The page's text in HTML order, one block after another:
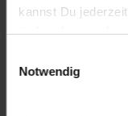
kannst Du
ändern bzw.
Notwendig